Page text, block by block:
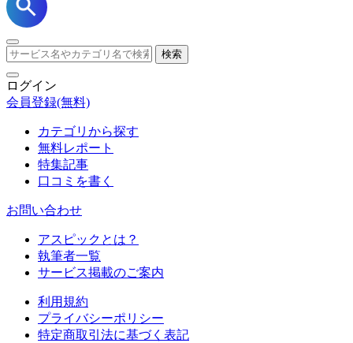
検索
ログイン
会員登録(無料)
カテゴリから探す
無料レポート
特集記事
口コミを書く
お問い合わせ
アスピックとは？
執筆者一覧
サービス掲載のご案内
利用規約
プライバシーポリシー
特定商取引法に基づく表記